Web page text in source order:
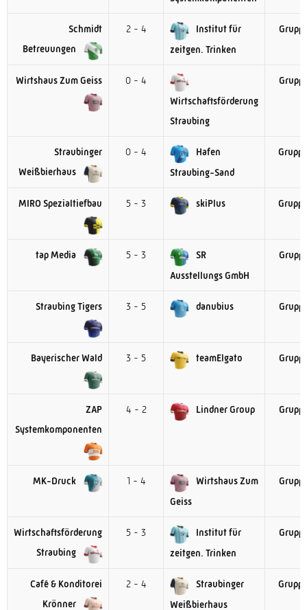
Schmidt
Betreuungen
2 - 4
Institut für
zeitgen. Trinken
Wirtshaus Zum Geiss
0 - 4
Wirtschaftsförderung
Straubing
Straubinger
Weißbierhaus
0 - 4
Hafen
Straubing-Sand
MIRO Spezialtiefbau 5 - 3 skiPlus
tap Media 5 - 3
SR
Ausstellungs GmbH
Straubing Tigers 3 - 5 danubius
Bayerischer Wald 3 - 5 teamElgato
ZAP
Systemkomponenten
4 - 2 Lindner Group
MK-Druck 1 - 4
Wirtshaus Zum
Geiss
Wirtschaftsförderung
Straubing
5 - 3
Institut für
zeitgen. Trinken
Café & Konditorei
Krönner
2 - 4
Straubinger
Weißbierhaus